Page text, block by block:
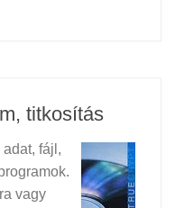
titkosítás
fájl,
vagy